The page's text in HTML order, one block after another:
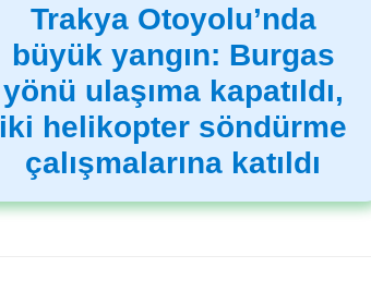
Trakya Otoyolu’nda
büyük yangın: Burgas
yönü ulaşıma kapatıldı,
iki helikopter söndürme
çalışmalarına katıldı